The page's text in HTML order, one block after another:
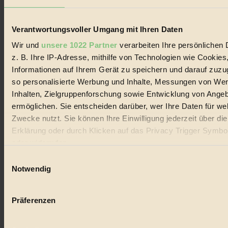
Verantwortungsvoller Umgang mit Ihren Daten
Wir und unsere 1022 Partner verarbeiten Ihre persönlichen
z. B. Ihre IP-Adresse, mithilfe von Technologien wie
Informationen auf Ihrem Gerät zu speichern und darauf
so personalisierte Werbung und Inhalte, Messungen von
Inhalten, Zielgruppenforschung sowie Entwicklung von
ermöglichen. Sie entscheiden darüber, wer Ihre Daten für
Zwecke nutzt. Sie können Ihre Einwilligung jederzeit über
Erklärung oder durch Klicken auf das Privacy Trigger
Wenn Sie es erlauben, würden wir auch gerne:
Ihr Gerät durch aktives Scannen nach bestimmten
Notwendig
Präferenzen
alternativer Energien.
Social Media
22.601 Fans auf Facebook
3.415 Follower auf Twitter
Themen
Bio